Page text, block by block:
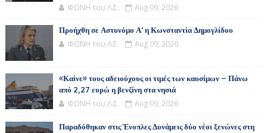
ΦΩΝΗ του Λ.Σ. Aug 09, 2026
Προήχθη σε Αστυνόμο Α' η Κωνσταντία Δημογλίδου
ΦΩΝΗ του Λ.Σ. Aug 09, 2026
«Καίνε» τους αδειούχους οι τιμές των καυσίμων – Πάνω
από 2,27 ευρώ η βενζίνη στα νησιά
ΦΩΝΗ του Λ.Σ. Aug 09, 2026
Παραδόθηκαν στις Ένοπλες Δυνάμεις δύο νέοι ξενώνες στη